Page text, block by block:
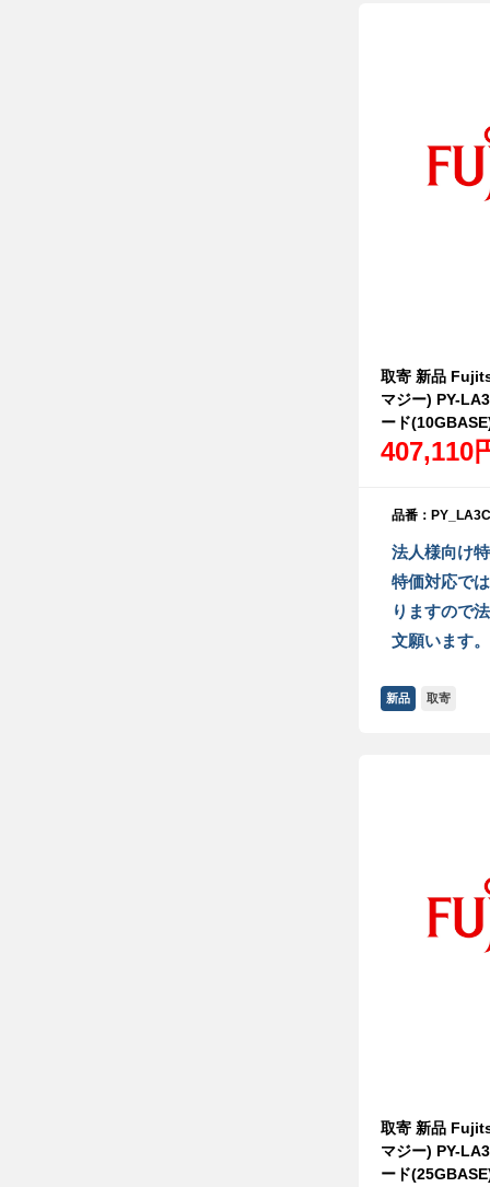
取寄 新品
マジー) PY-
ード
407,110
品番：
法人様向け
特価対応で
りますので
文願います。
新品 取寄
取寄 新品
マジー) PY-
ード